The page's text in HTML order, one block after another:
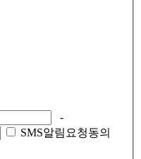
-
SMS알림요청동의